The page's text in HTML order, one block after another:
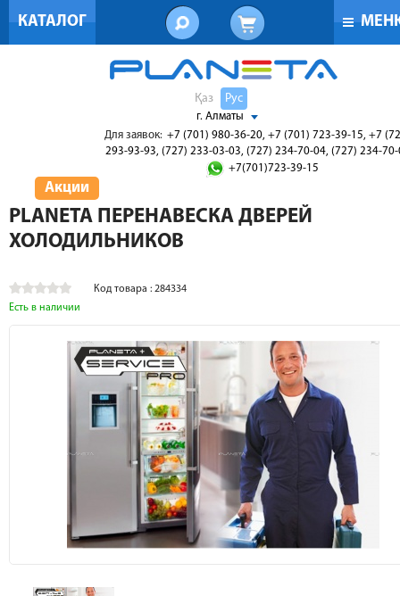
КАТАЛОГ
Қаз Рус
г. Алматы
Для заявок: +7 (701) 980-36-20, +7 (701) 723-39-15, +7
293-93-93, (727) 233-03-03, (727) 234-70-04, (727) 234-
+7(701)723-39-15
Акции
PLANETA ПЕРЕНАВЕСКА ДВЕРЕЙ
ХОЛОДИЛЬНИКОВ
Код товара : 284334
Есть в наличии